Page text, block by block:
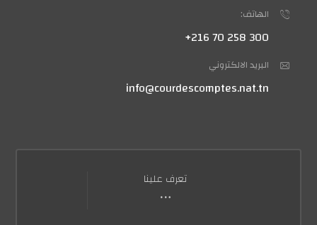
الهاتف:
300 258 70 216+
البريد الالكتروني
info@courdescomptes.nat.tn
تعرف علينا